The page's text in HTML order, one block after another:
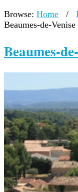
Browse: Home /
Beaumes-de-
Beaumes-